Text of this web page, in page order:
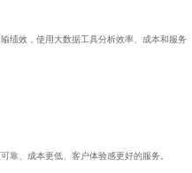
绩效，使用大数据工具分析效率、成本和服务
靠、成本更低、客户体验感更好的服务。